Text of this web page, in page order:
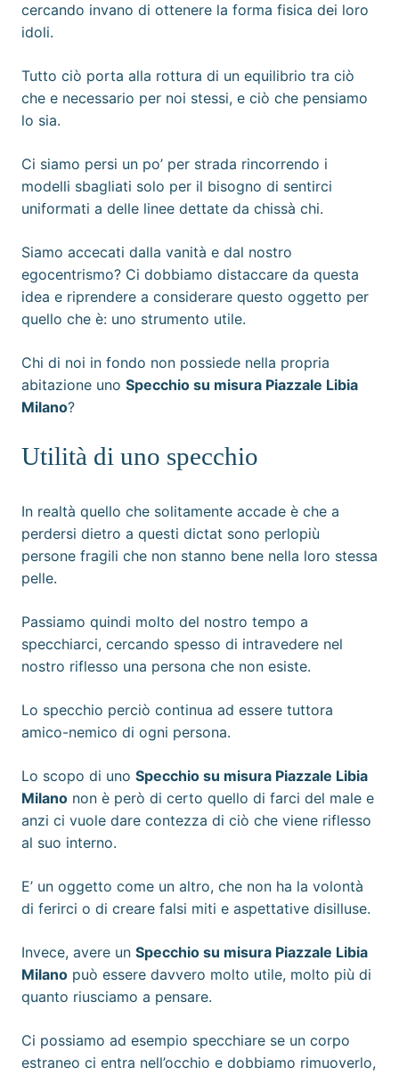
cercando invano di ottenere la forma fisica dei loro
idoli.
Tutto ciò porta alla rottura di un equilibrio tra ciò
che e necessario per noi stessi, e ciò che pensiamo
lo sia.
Ci siamo persi un po’ per strada rincorrendo i
modelli sbagliati solo per il bisogno di sentirci
uniformati a delle linee dettate da chissà chi.
Siamo accecati dalla vanità e dal nostro
egocentrismo? Ci dobbiamo distaccare da questa
idea e riprendere a considerare questo oggetto per
quello che è: uno strumento utile.
Chi di noi in fondo non possiede nella propria
abitazione uno Specchio su misura Piazzale Libia
Milano?
Utilità di uno specchio
In realtà quello che solitamente accade è che a
perdersi dietro a questi dictat sono perlopiù
persone fragili che non stanno bene nella loro stessa
pelle.
Passiamo quindi molto del nostro tempo a
specchiarci, cercando spesso di intravedere nel
nostro riflesso una persona che non esiste.
Lo specchio perciò continua ad essere tuttora
amico-nemico di ogni persona.
Lo scopo di uno Specchio su misura Piazzale Libia
Milano non è però di certo quello di farci del male e
anzi ci vuole dare contezza di ciò che viene riflesso
al suo interno.
E’ un oggetto come un altro, che non ha la volontà
di ferirci o di creare falsi miti e aspettative disilluse.
Invece, avere un Specchio su misura Piazzale Libia
Milano può essere davvero molto utile, molto più di
quanto riusciamo a pensare.
Ci possiamo ad esempio specchiare se un corpo
estraneo ci entra nell’occhio e dobbiamo rimuoverlo,